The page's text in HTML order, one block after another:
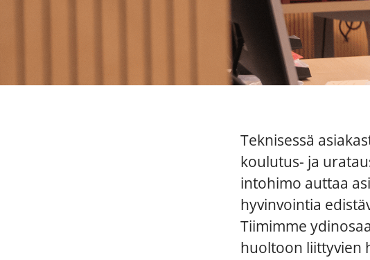
Teknisessä
koulutus- ja
intohimo auttaa
hyvinvointia
Tiimimme
huoltoon liittyvien